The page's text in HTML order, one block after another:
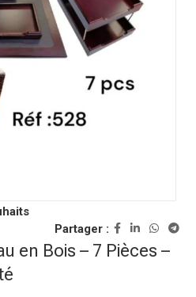
Partager :
en Bois – 7 Pièces –